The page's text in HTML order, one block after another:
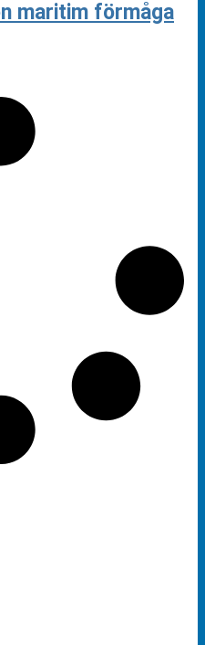
maritim förmåga